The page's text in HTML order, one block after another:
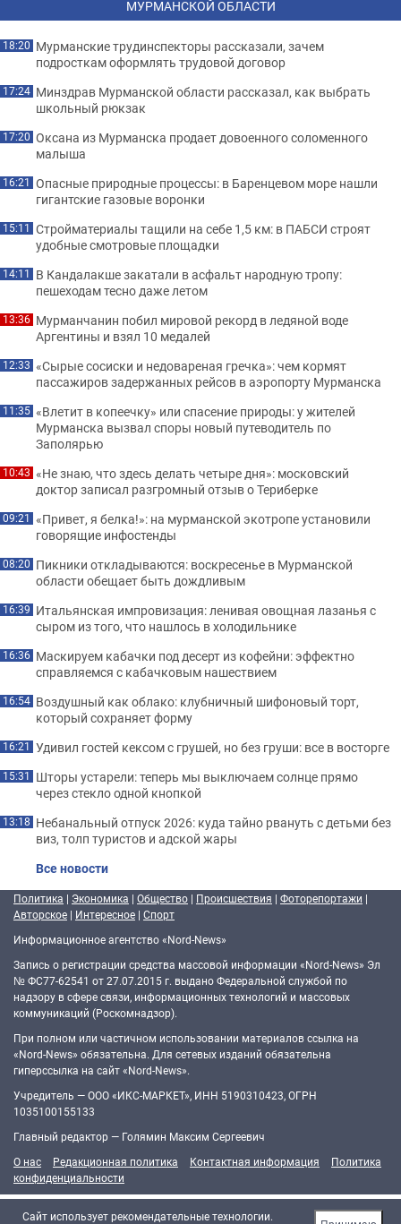
МУРМАНСКОЙ ОБЛАСТИ
18:20 Мурманские трудинспекторы рассказали, зачем
подросткам оформлять трудовой договор
17:24 Минздрав Мурманской области рассказал, как выбрать
школьный рюкзак
17:20 Оксана из Мурманска продает довоенного соломенного
малыша
16:21 Опасные природные процессы: в Баренцевом море нашли
гигантские газовые воронки
15:11 Стройматериалы тащили на себе 1,5 км: в ПАБСИ строят
удобные смотровые площадки
14:11 В Кандалакше закатали в асфальт народную тропу:
пешеходам тесно даже летом
13:36 Мурманчанин побил мировой рекорд в ледяной воде
Аргентины и взял 10 медалей
12:33 «Сырые сосиски и недовареная гречка»: чем кормят
пассажиров задержанных рейсов в аэропорту Мурманска
11:35 «Влетит в копеечку» или спасение природы: у жителей
Мурманска вызвал споры новый путеводитель по
Заполярью
10:43 «Не знаю, что здесь делать четыре дня»: московский
доктор записал разгромный отзыв о Териберке
09:21 «Привет, я белка!»: на мурманской экотропе установили
говорящие инфостенды
08:20 Пикники откладываются: воскресенье в Мурманской
области обещает быть дождливым
16:39 Итальянская импровизация: ленивая овощная лазанья с
сыром из того, что нашлось в холодильнике
16:36 Маскируем кабачки под десерт из кофейни: эффектно
справляемся с кабачковым нашествием
16:54 Воздушный как облако: клубничный шифоновый торт,
который сохраняет форму
16:21 Удивил гостей кексом с грушей, но без груши: все в восторге
15:31 Шторы устарели: теперь мы выключаем солнце прямо
через стекло одной кнопкой
13:18 Небанальный отпуск 2026: куда тайно рвануть с детьми без
виз, толп туристов и адской жары
Все новости
Политика | Экономика | Общество | Происшествия | Фоторепортажи |
Авторское | Интересное | Спорт
Информационное агентство «Nord-News»
Запись о регистрации средства массовой информации «Nord-News» Эл
№ ФС77-62541 от 27.07.2015 г. выдано Федеральной службой по
надзору в сфере связи, информационных технологий и массовых
коммуникаций (Роскомнадзор).
При полном или частичном использовании материалов ссылка на
«Nord-News» обязательна. Для сетевых изданий обязательна
гиперссылка на сайт «Nord-News».
Учредитель — ООО «ИКС-МАРКЕТ», ИНН 5190310423, ОГРН
1035100155133
Главный редактор — Голямин Максим Сергеевич
О нас
Редакционная политика Контактная информация
Политика
конфиденциальности
Cайт использует рекомендательные технологии.